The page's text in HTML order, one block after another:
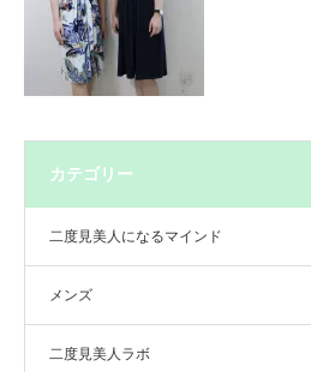
カテゴリー
二度見美人になるマインド
メンズ
二度見美人ラボ